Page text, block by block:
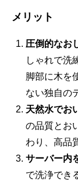
メリット
圧倒的なお
しゃれで洗
脚部に木を
ない独自の
天然水でお
の品質とお
わり、高品
サーバー内
で洗浄でき